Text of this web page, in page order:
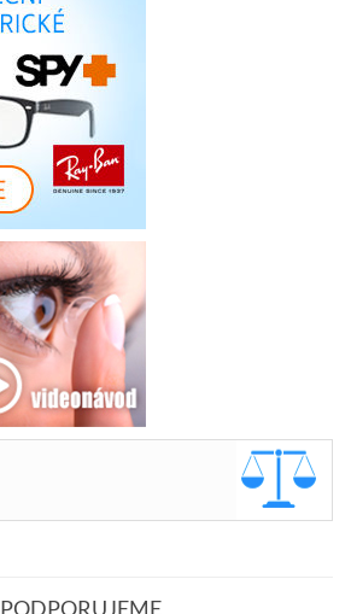
PODPORUJEME